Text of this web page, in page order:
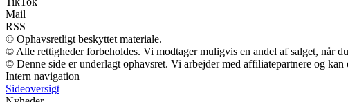
Mail
RSS
© Ophavsretligt beskyttet materiale.
© Alle rettigheder forbeholdes. Vi modtager muligvis en andel af salget, når
© Denne side er underlagt ophavsret. Vi arbejder med affiliatepartnere og
Intern navigation
Sideoversigt